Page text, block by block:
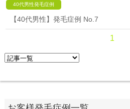
40代男性発毛症例
【40代男性】発毛症例 No.7
1